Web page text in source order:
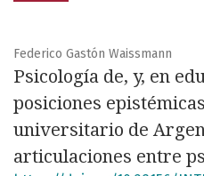
Federico Gastón Waissmann
Psicología de, y, en
posiciones
universitario de
articulaciones entre